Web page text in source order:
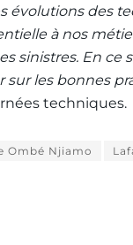
des
à nos
sinistres. En ce
sur les bonnes
techniques.
Ombé Njiamo